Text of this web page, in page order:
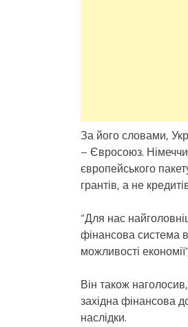
За його словами,
– Євросоюз.
європейського
грантів, а не
“Для нас
фінансова система
можливості
Він також
західна фінансова
наслідки.